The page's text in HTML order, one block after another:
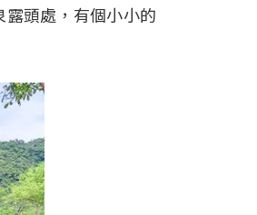
頭處，有個小小的